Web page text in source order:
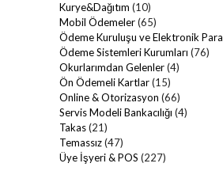
Kurye&Dağıtım (10)
Mobil Ödemeler(65)
Ödeme Kuruluşu ve Elektronik Para
Ödeme Sistemleri Kurumları (76)
Okurlarımdan Gelenler(4)
Ön Ödemeli Kartlar(15)
Online & Otorizasyon (66)
Servis Modeli Bankacılığı (4)
Takas(21)
Temassız(47)
Üye İşyeri & POS (227)